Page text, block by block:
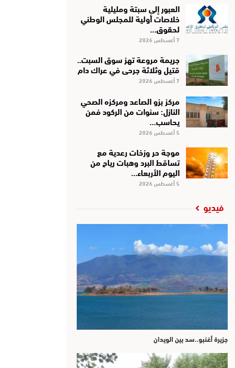
العبور إلى سبتة ومليلية
خلاصات أولية للمجلس الوطني
لحقوق…
7 أغسطس 2026
جريمة مروعة تهز سوق السبت..
قتيل وثلاثة جرحى في عراك دام
7 أغسطس 2026
مركز بزو الصاعد ومركزه الصحي
النازل: سنوات من الركود فمن
يحاسب…
5 أغسطس 2026
موجة حر وزخات رعدية مع
تساقط البرد وهبات رياح من
اليوم الأربعاء…
5 أغسطس 2026
فيديو
جزيرة أغنبو..سد بين الويدان